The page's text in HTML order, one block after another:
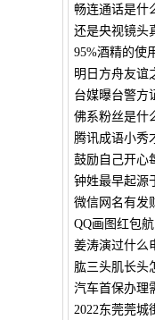
畅连通话是什
还是央视镜头
95%酒精的使
明日方舟友谊
台媒曝台警方
佛系粉丝是什
腾讯成语小秀
鼓励自己开心
钟姓最早起源
微信网名有发
QQ画图红包
姜涛演过什么
肱三头肌长头
汽车首保办理
2022东莞莞城